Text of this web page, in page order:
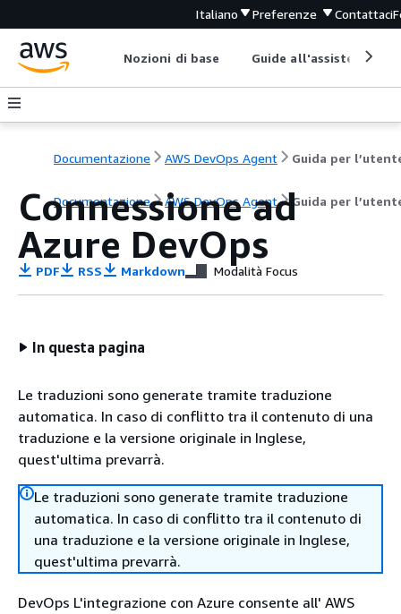
Italiano Preferenze Contattaci
Nozioni di base Guide all'assistenza
Documentazione AWS DevOps Agent Guida per
Documentazione AWS DevOps Agent Guida per
Connessione ad
Azure DevOps
PDF RSS Markdown Modalità Focus
In questa pagina
Le traduzioni sono generate tramite traduzione
automatica. In caso di conflitto tra il contenuto di una
traduzione e la versione originale in Inglese,
quest'ultima prevarrà.
Le traduzioni sono generate tramite traduzione
automatica. In caso di conflitto tra il contenuto di
una traduzione e la versione originale in Inglese,
quest'ultima prevarrà.
DevOps L'integrazione con Azure consente all' AWS